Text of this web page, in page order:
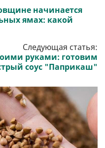
начинается
ямах: какой
Следующая статья:
руками: готовим
соус "Паприкаш"